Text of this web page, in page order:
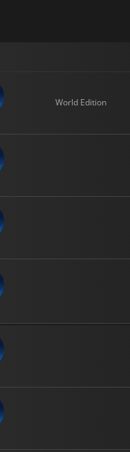
World Edition